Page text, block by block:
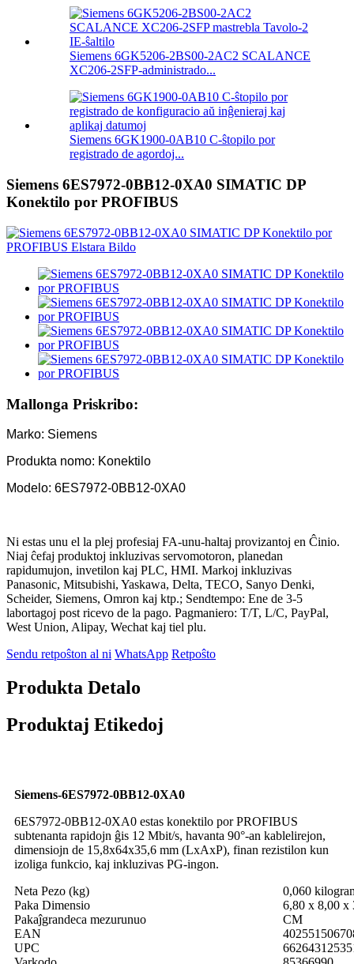
Siemens 6GK5206-2BS00-2AC2 SCALANCE
XC206-2SFP-administrado...
Siemens 6GK1900-0AB10 C-ŝtopilo por
registrado de agordoj...
Siemens 6ES7972-0BB12-0XA0 SIMATIC DP
Konektilo por PROFIBUS
Mallonga Priskribo:
Marko: Siemens
Produkta nomo: Konektilo
Modelo: 6ES7972-0BB12-0XA0
Ni estas unu el la plej profesiaj FA-unu-haltaj provizantoj en Ĉinio.
Niaj ĉefaj produktoj inkluzivas servomotoron, planedan
rapidumujon, invetilon kaj PLC, HMI. Markoj inkluzivas
Panasonic, Mitsubishi, Yaskawa, Delta, TECO, Sanyo Denki,
Scheider, Siemens, Omron kaj ktp.; Sendtempo: Ene de 3-5
labortagoj post ricevo de la pago. Pagmaniero: T/T, L/C, PayPal,
West Union, Alipay, Wechat kaj tiel plu.
Sendu retpoŝton al ni WhatsApp Retpoŝto
Produkta Detalo
Produktaj Etikedoj
Siemens-6ES7972-0BB12-0XA0
6ES7972-0BB12-0XA0 estas konektilo por PROFIBUS
subtenanta rapidojn ĝis 12 Mbit/s, havanta 90°-an kablelirejon,
dimensiojn de 15,8x64x35,6 mm (LxAxP), finan rezistilon kun
izoliga funkcio, kaj inkluzivas PG-ingon.
Neta Pezo (kg)
0,060
Paka Dimensio
6,80 x 8,00 x
Pakaĵgrandeca mezurunuo
CM
EAN
UPC